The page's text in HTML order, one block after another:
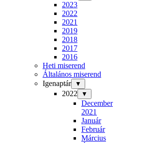
2023
2022
2021
2019
2018
2017
2016
Heti miserend
Általános miserend
Igenaptár
▼
2022 ▼
December
2021
Január
Február
Március